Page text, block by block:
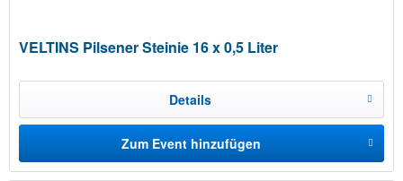
VELTINS Pilsener Steinie 16 x 0,5 Liter
Details
Zum Event hinzufügen